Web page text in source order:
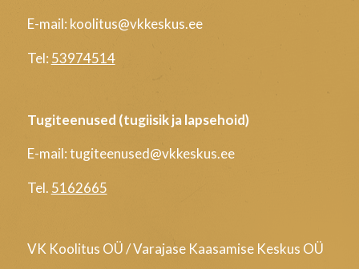
E-mail: koolitus@vkkeskus.ee
Tel: 53974514
Tugiteenused (tugiisik ja lapsehoid)
E-mail: tugiteenused@vkkeskus.ee
Tel. 5162665
VK Koolitus OÜ / Varajase Kaasamise Keskus OÜ